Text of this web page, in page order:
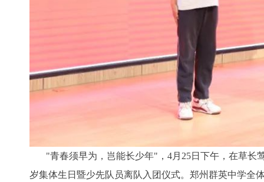
"青春须早为，岂能长少年"，4月25日下午，在草长
岁集体生日暨少先队员离队入团仪式。郑州群英中学全